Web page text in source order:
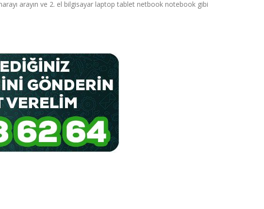
arayın ve 2. el bilgisayar laptop tablet netbook notebook gibi